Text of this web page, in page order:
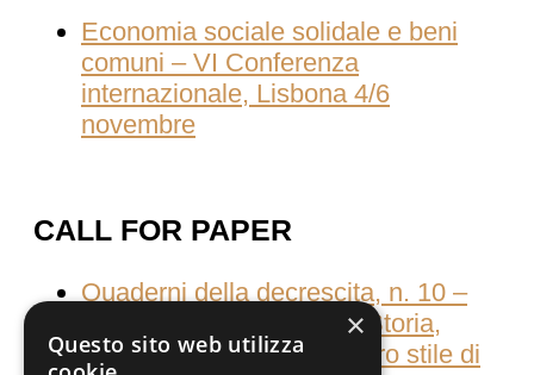
Economia sociale solidale e beni
comuni – VI Conferenza
internazionale, Lisbona 4/6
novembre
CALL FOR PAPER
Quaderni della decrescita, n. 10 –
Consumati dal consumo Storia,
culture e pratiche del nostro stile di
×
Questo sito web utilizza